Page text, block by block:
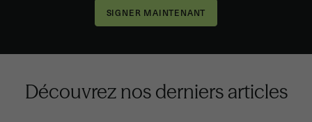
Découvrez nos derniers articles